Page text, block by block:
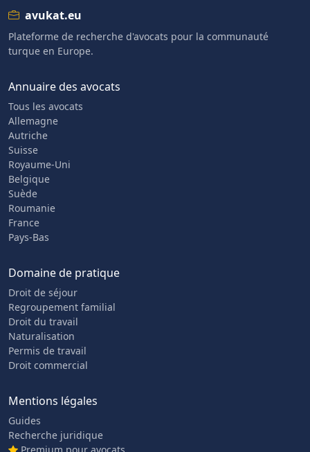
avukat.eu
Plateforme de recherche d'avocats pour la communauté
turque en Europe.
Annuaire des avocats
Tous les avocats
Allemagne
Autriche
Suisse
Royaume-Uni
Belgique
Suède
Roumanie
France
Pays-Bas
Domaine de pratique
Droit de séjour
Regroupement familial
Droit du travail
Naturalisation
Permis de travail
Droit commercial
Mentions légales
Guides
Recherche juridique